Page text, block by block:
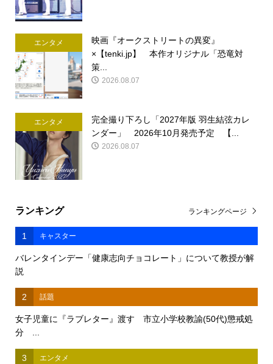
エンタメ
映画『オークストリートの異変』
×【tenki.jp】 本作オリジナル「恐竜対
策...
2026.08.07
エンタメ
完全撮り下ろし「2027年版 羽生結弦カレ
ンダー」 2026年10月発売予定 【...
2026.08.07
ランキング
1 キャスター
バレンタインデー「健康志向チョコレート」について教授が解
説
2 話題
女子児童に『ラブレター』渡す 市立小学校教諭(50代)懲戒処
分 ...
3 エンタメ
ランキングページ